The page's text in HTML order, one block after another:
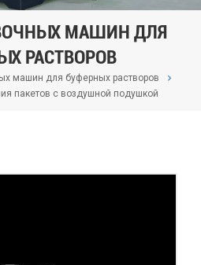
МАШИН ДЛЯ
РАСТВОРОВ
машин для буферных растворов
пакетов с воздушной подушкой